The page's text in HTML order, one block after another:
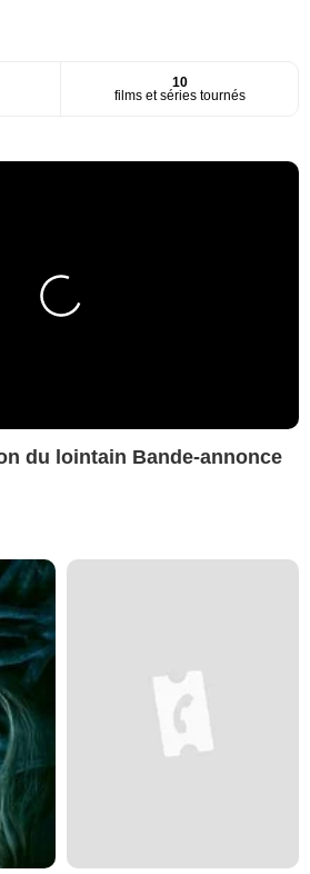
10
films et séries tournés
du lointain Bande-annonce